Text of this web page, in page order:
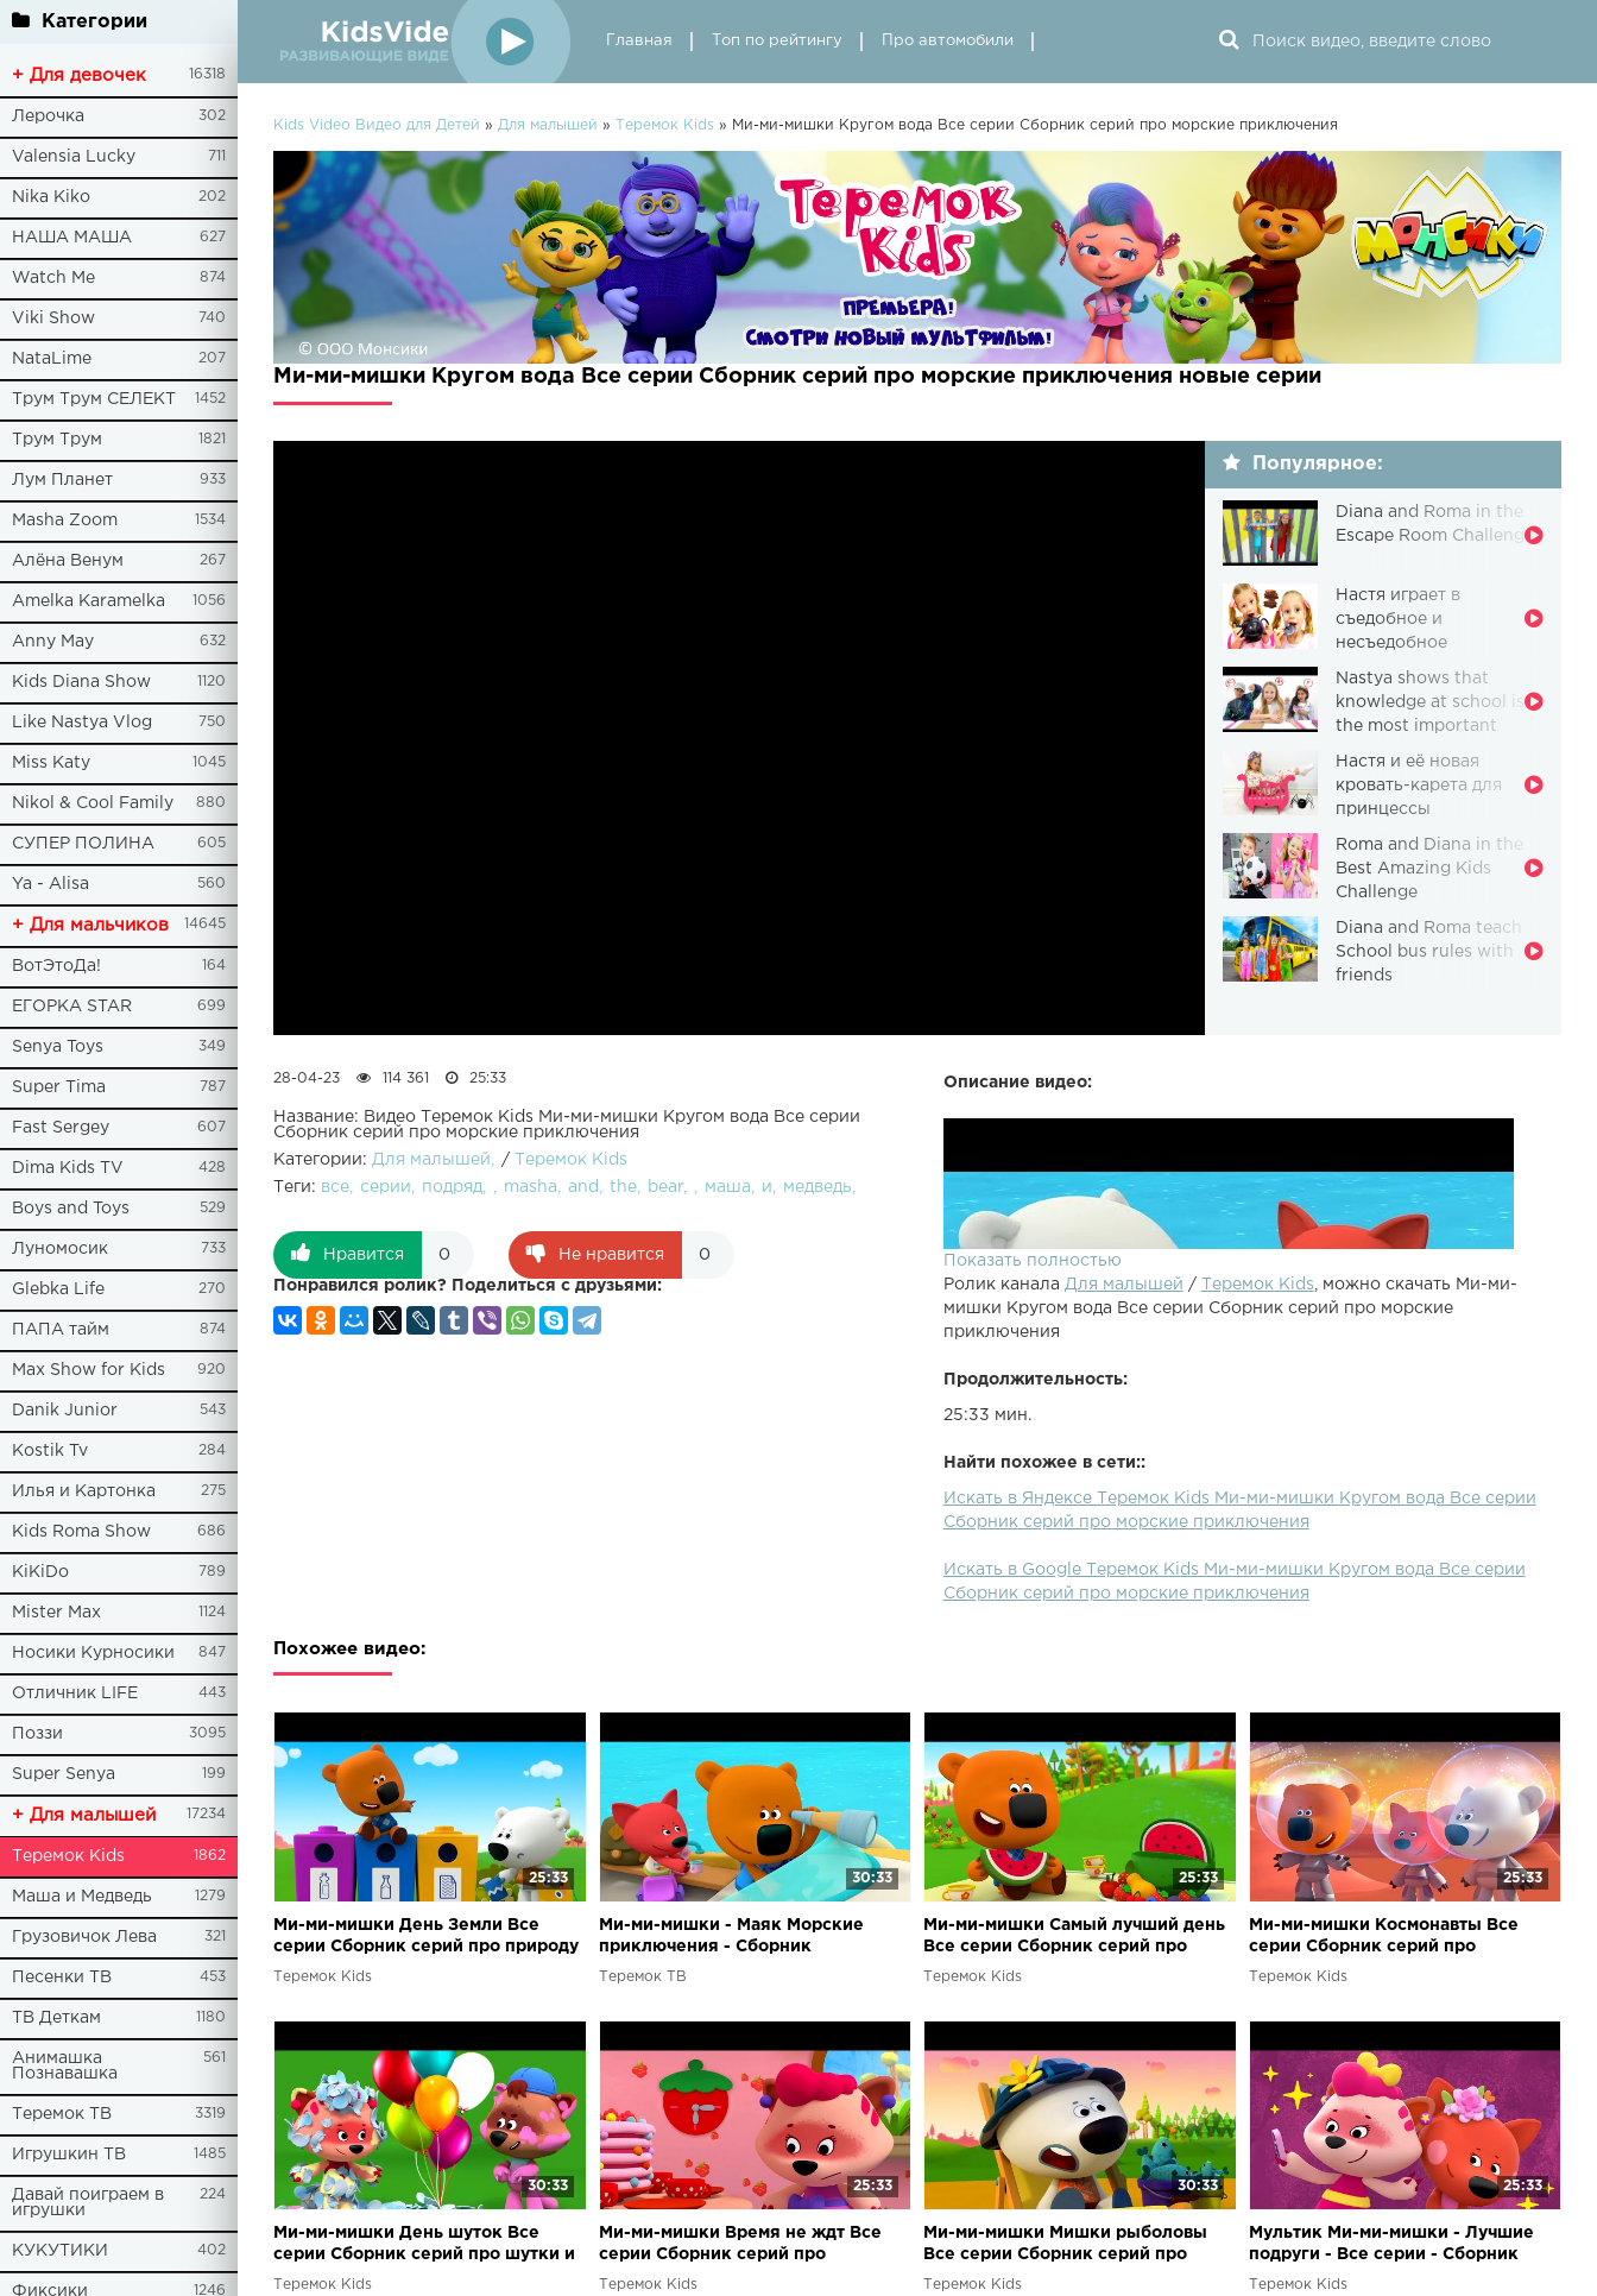
Категории
+ Для девочек 16318
Лерочка 302
Valensia Lucky 711
Nika Kiko 202
НАША МАША 627
Watch Me 874
Viki Show 740
NataLime 207
Трум Трум СЕЛЕКТ 1452
Трум Трум 1821
Лум Планет 933
Masha Zoom 1534
Алёна Венум 267
Amelka Karamelka 1056
Anny May 632
Kids Diana Show 1120
Like Nastya Vlog 750
Miss Katy 1045
Nikol & Cool Family 880
СУПЕР ПОЛИНА 605
Ya - Alisa 560
+ Для мальчиков 14645
ВотЭтоДа! 164
ЕГОРКА STAR 699
Senya Toys 349
Super Tima 787
Fast Sergey 607
Dima Kids TV 428
Boys and Toys 529
Луномосик 733
Glebka Life 270
ПАПА тайм 874
Max Show for Kids 920
Danik Junior 543
Kostik Tv 284
Илья и Картонка 275
Kids Roma Show 686
KiKiDo 789
Mister Max 1124
Носики Курносики 847
Отличник LIFE 443
Поззи 3095
Super Senya 199
+ Для малышей 17234
Теремок Kids 1862
Маша и Медведь 1279
Грузовичок Лева 321
Песенки ТВ 453
ТВ Деткам 1180
Анимашка
Познавашка
561
Теремок ТВ 3319
Игрушкин ТВ 1485
Давай поиграем в
игрушки
224
КУКУТИКИ 402
Фиксики 1246
Главная Топ по рейтингу Про автомобили
Kids Video Видео для Детей » Для малышей » Теремок Kids » Ми-ми-мишки Кругом вода Все серии Сборник серий про морские приключения
Ми-ми-мишки Кругом вода Все серии Сборник серий про морские приключения новые серии
Популярное:
Diana and Roma in the
Escape Room Challenge
Настя играет в
съедобное и
несъедобное
Nastya shows that
knowledge at school is
the most important
Настя и её новая
кровать-карета для
принцессы
Roma and Diana in the
Best Amazing Kids
Challenge
Diana and Roma teach
School bus rules with
friends
Описание видео:
Показать полностью
Ролик канала Для малышей / Теремок Kids, можно скачать Ми-ми-
мишки Кругом вода Все серии Сборник серий про морские
приключения
Продолжительность:
25:33 мин.
Найти похожее в сети::
Искать в Яндексе Теремок Kids Ми-ми-мишки Кругом вода Все серии
Сборник серий про морские приключения
Искать в Google Теремок Kids Ми-ми-мишки Кругом вода Все серии
Сборник серий про морские приключения
28-04-23 114 361 25:33
Название: Видео Теремок Kids Ми-ми-мишки Кругом вода Все серии
Сборник серий про морские приключения
Категории: Для малышей /
Теремок Kids
Теги: все серии подряд masha and the bear маша и медведь
Нравится 0 Не нравится 0
Понравился ролик? Поделиться с друзьями:
Похожее видео:
25:33
Ми-ми-мишки День Земли Все
серии Сборник серий про природу
и экологию
Теремок Kids
30:33
Ми-ми-мишки - Маяк Морские
приключения - Сборник
мультфильмов
Теремок ТВ
25:33
Ми-ми-мишки Самый лучший день
Все серии Сборник серий про
распорядок дня и отдых
Теремок Kids
25:33
Ми-ми-мишки Космонавты Все
серии Сборник серий про
космические приключения мишек
Теремок Kids
30:33
Ми-ми-мишки День шуток Все
серии Сборник серий про шутки и
розыгрыши
Теремок Kids
25:33
Ми-ми-мишки Время не ждт Все
серии Сборник серий про
пунктуальность и умение ждать
Теремок Kids
30:33
Ми-ми-мишки Мишки рыболовы
Все серии Сборник серий про
рыбу и рыбалку
Теремок Kids
25:33
Мультик Ми-ми-мишки - Лучшие
подруги - Все серии - Сборник
серий про Соню и Лисичку
Теремок Kids